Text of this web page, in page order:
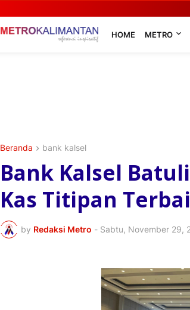
HOME METRO
Beranda bank kalsel
Bank Kalsel
Kas Titipan
by Redaksi Metro - Sabtu, November 29,